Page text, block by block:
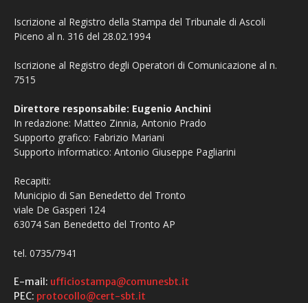
Iscrizione al Registro della Stampa del Tribunale di Ascoli
Piceno al n. 316 del 28.02.1994
Iscrizione al Registro degli Operatori di Comunicazione al n.
7515
Direttore responsabile: Eugenio Anchini
In redazione: Matteo Zinnia, Antonio Prado
Supporto grafico: Fabrizio Mariani
Supporto informatico: Antonio Giuseppe Pagliarini
Recapiti:
Municipio di San Benedetto del Tronto
viale De Gasperi 124
63074 San Benedetto del Tronto AP
tel. 0735/7941
E-mail: ufficiostampa@comunesbt.it
PEC: protocollo@cert-sbt.it